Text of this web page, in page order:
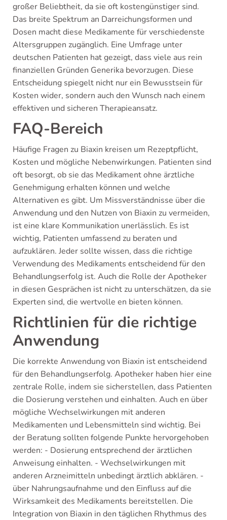
großer Beliebtheit, da sie oft kostengünstiger sind.
Das breite Spektrum an Darreichungsformen und
Dosen macht diese Medikamente für verschiedenste
Altersgruppen zugänglich. Eine Umfrage unter
deutschen Patienten hat gezeigt, dass viele aus rein
finanziellen Gründen Generika bevorzugen. Diese
Entscheidung spiegelt nicht nur ein Bewusstsein für
Kosten wider, sondern auch den Wunsch nach einem
effektiven und sicheren Therapieansatz.
FAQ-Bereich
Häufige Fragen zu Biaxin kreisen um Rezeptpflicht,
Kosten und mögliche Nebenwirkungen. Patienten sind
oft besorgt, ob sie das Medikament ohne ärztliche
Genehmigung erhalten können und welche
Alternativen es gibt. Um Missverständnisse über die
Anwendung und den Nutzen von Biaxin zu vermeiden,
ist eine klare Kommunikation unerlässlich. Es ist
wichtig, Patienten umfassend zu beraten und
aufzuklären. Jeder sollte wissen, dass die richtige
Verwendung des Medikaments entscheidend für den
Behandlungserfolg ist. Auch die Rolle der Apotheker
in diesen Gesprächen ist nicht zu unterschätzen, da sie
Experten sind, die wertvolle en bieten können.
Richtlinien für die richtige
Anwendung
Die korrekte Anwendung von Biaxin ist entscheidend
für den Behandlungserfolg. Apotheker haben hier eine
zentrale Rolle, indem sie sicherstellen, dass Patienten
die Dosierung verstehen und einhalten. Auch en über
mögliche Wechselwirkungen mit anderen
Medikamenten und Lebensmitteln sind wichtig. Bei
der Beratung sollten folgende Punkte hervorgehoben
werden: - Dosierung entsprechend der ärztlichen
Anweisung einhalten. - Wechselwirkungen mit
anderen Arzneimitteln unbedingt ärztlich abklären. -
über Nahrungsaufnahme und den Einfluss auf die
Wirksamkeit des Medikaments bereitstellen. Die
Integration von Biaxin in den täglichen Rhythmus des